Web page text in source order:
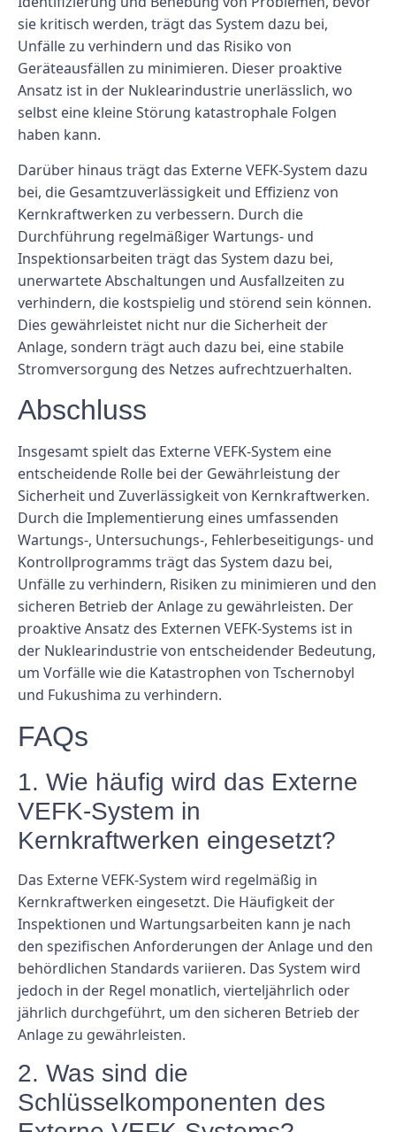
sie kritisch werden, trägt das System dazu bei,
Unfälle zu verhindern und das Risiko von
Geräteausfällen zu minimieren. Dieser proaktive
Ansatz ist in der Nuklearindustrie unerlässlich, wo
selbst eine kleine Störung katastrophale Folgen
haben kann.
Darüber hinaus trägt das Externe VEFK-System dazu
bei, die Gesamtzuverlässigkeit und Effizienz von
Kernkraftwerken zu verbessern. Durch die
Durchführung regelmäßiger Wartungs- und
Inspektionsarbeiten trägt das System dazu bei,
unerwartete Abschaltungen und Ausfallzeiten zu
verhindern, die kostspielig und störend sein können.
Dies gewährleistet nicht nur die Sicherheit der
Anlage, sondern trägt auch dazu bei, eine stabile
Stromversorgung des Netzes aufrechtzuerhalten.
Abschluss
Insgesamt spielt das Externe VEFK-System eine
entscheidende Rolle bei der Gewährleistung der
Sicherheit und Zuverlässigkeit von Kernkraftwerken.
Durch die Implementierung eines umfassenden
Wartungs-, Untersuchungs-, Fehlerbeseitigungs- und
Kontrollprogramms trägt das System dazu bei,
Unfälle zu verhindern, Risiken zu minimieren und den
sicheren Betrieb der Anlage zu gewährleisten. Der
proaktive Ansatz des Externen VEFK-Systems ist in
der Nuklearindustrie von entscheidender Bedeutung,
um Vorfälle wie die Katastrophen von Tschernobyl
und Fukushima zu verhindern.
FAQs
1. Wie häufig wird das Externe
VEFK-System in
Kernkraftwerken eingesetzt?
Das Externe VEFK-System wird regelmäßig in
Kernkraftwerken eingesetzt. Die Häufigkeit der
Inspektionen und Wartungsarbeiten kann je nach
den spezifischen Anforderungen der Anlage und den
behördlichen Standards variieren. Das System wird
jedoch in der Regel monatlich, vierteljährlich oder
jährlich durchgeführt, um den sicheren Betrieb der
Anlage zu gewährleisten.
2. Was sind die
Schlüsselkomponenten des